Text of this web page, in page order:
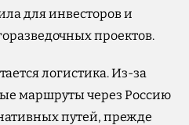
для инвесторов и
проектов.
логистика. Из-за
маршруты через Россию
путей, прежде